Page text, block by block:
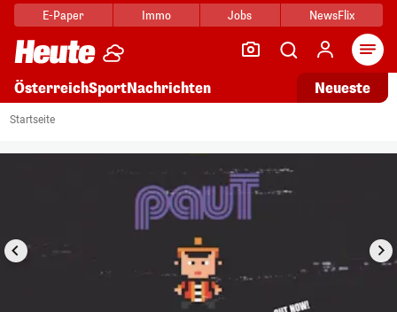
E-Paper Immo Jobs NewsFlix
ÖsterreichSportNachrichten Neueste
Startseite
1/7